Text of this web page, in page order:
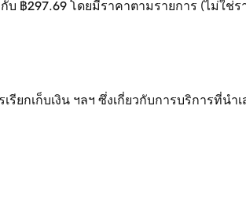
฿297.69 โดยมีราคาตามรายการ (ไม่ใช่
ยกเก็บเงิน ฯลฯ ซึ่งเกี่ยวกับการบริการที่น